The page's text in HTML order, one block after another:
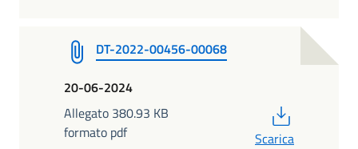
DT-2022-00456-00068
20-06-2024
Allegato 380.93 KB
formato pdf
Scarica